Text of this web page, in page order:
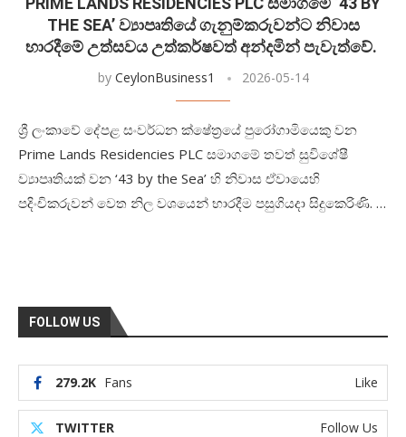
THE SEA’ ව්‍යාපෘතියේ ගැනුම්කරුවන්ට නිවාස
භාරදීමේ උත්සවය උත්කර්ෂවත් අන්දමින් පැවැත්වේ.
by CeylonBusiness1 2026-05-14
ශ්‍රී ලංකාවේ දේපළ සංවර්ධන ක්ෂේත්‍රයේ පුරෝගාමියෙකු වන
Prime Lands Residencies PLC සමාගමේ තවත් සුවිශේෂී
ව්‍යාපෘතියක් වන ‘43 by the Sea’ හි නිවාස ඒවායෙහි
පදිංචිකරුවන් වෙත නිල වශයෙන් භාරදීම පසුගියදා සිදුකෙරිණි. …
FOLLOW US
279.2K Fans Like
TWITTER Follow Us